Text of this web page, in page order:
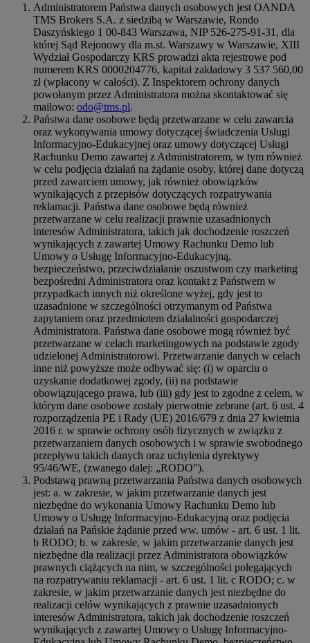
Administratorem Państwa danych osobowych jest OANDA
TMS Brokers S.A. z siedzibą w Warszawie, Rondo
Daszyńskiego 1 00-843 Warszawa, NIP 526-275-91-31, dla
której Sąd Rejonowy dla m.st. Warszawy w Warszawie, XIII
Wydział Gospodarczy KRS prowadzi akta rejestrowe pod
numerem KRS 0000204776, kapitał zakładowy 3 537 560,00
zł (wpłacony w całości). Z Inspektorem ochrony danych
powołanym przez Administratora można skontaktować się
mailowo: odo@tms.pl.
Państwa dane osobowe będą przetwarzane w celu zawarcia
oraz wykonywania umowy dotyczącej świadczenia Usługi
Informacyjno-Edukacyjnej oraz umowy dotyczącej Usługi
Rachunku Demo zawartej z Administratorem, w tym również
w celu podjęcia działań na żądanie osoby, której dane dotyczą
przed zawarciem umowy, jak również obowiązków
wynikających z przepisów dotyczących rozpatrywania
reklamacji. Państwa dane osobowe będą również
przetwarzane w celu realizacji prawnie uzasadnionych
interesów Administratora, takich jak dochodzenie roszczeń
wynikających z zawartej Umowy Rachunku Demo lub
Umowy o Usługę Informacyjno-Edukacyjną,
bezpieczeństwo, przeciwdziałanie oszustwom czy marketing
bezpośredni Administratora oraz kontakt z Państwem w
przypadkach innych niż określone wyżej, gdy jest to
uzasadnione w szczególności otrzymanym od Państwa
zapytaniem oraz przedmiotem działalności gospodarczej
Administratora. Państwa dane osobowe mogą również być
przetwarzane w celach marketingowych na podstawie zgody
udzielonej Administratorowi. Przetwarzanie danych w celach
inne niż powyższe może odbywać się: (i) w oparciu o
uzyskanie dodatkowej zgody, (ii) na podstawie
obowiązującego prawa, lub (iii) gdy jest to zgodne z celem, w
którym dane osobowe zostały pierwotnie zebrane (art. 6 ust. 4
rozporządzenia PE i Rady (UE) 2016/679 z dnia 27 kwietnia
2016 r. w sprawie ochrony osób fizycznych w związku z
przetwarzaniem danych osobowych i w sprawie swobodnego
przepływu takich danych oraz uchylenia dyrektywy
95/46/WE, (zwanego dalej: „RODO”).
Podstawą prawną przetwarzania Państwa danych osobowych
jest: a. w zakresie, w jakim przetwarzanie danych jest
niezbędne do wykonania Umowy Rachunku Demo lub
Umowy o Usługę Informacyjno-Edukacyjną oraz podjęcia
działań na Pańskie żądanie przed ww. umów - art. 6 ust. 1 lit.
b RODO; b. w zakresie, w jakim przetwarzanie danych jest
niezbędne dla realizacji przez Administratora obowiązków
prawnych ciążących na nim, w szczególności polegających
na rozpatrywaniu reklamacji - art. 6 ust. 1 lit. c RODO; c. w
zakresie, w jakim przetwarzanie danych jest niezbędne do
realizacji celów wynikających z prawnie uzasadnionych
interesów Administratora, takich jak dochodzenie roszczeń
wynikających z zawartej Umowy o Usługę Informacyjno-